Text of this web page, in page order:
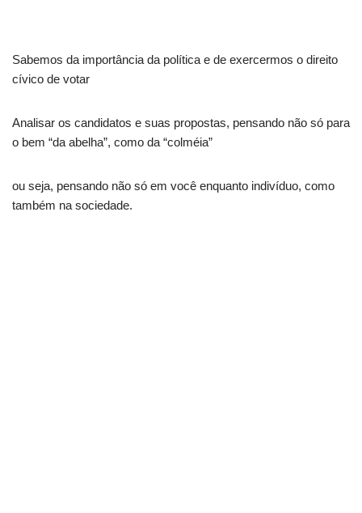
Sabemos da importância da política e de exercermos o direito
cívico de votar
Analisar os candidatos e suas propostas, pensando não só para
o bem “da abelha”, como da “colméia”
ou seja, pensando não só em você enquanto indivíduo, como
também na sociedade.